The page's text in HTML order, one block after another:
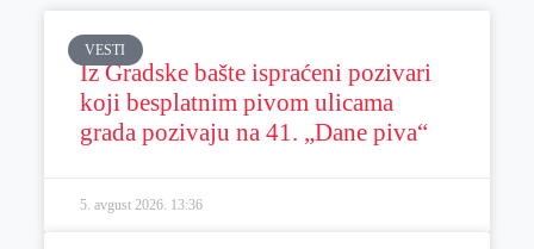
VESTI
Iz Gradske bašte ispraćeni pozivari
koji besplatnim pivom ulicama
grada pozivaju na 41. „Dane piva“
5. avgust 2026. 13:36